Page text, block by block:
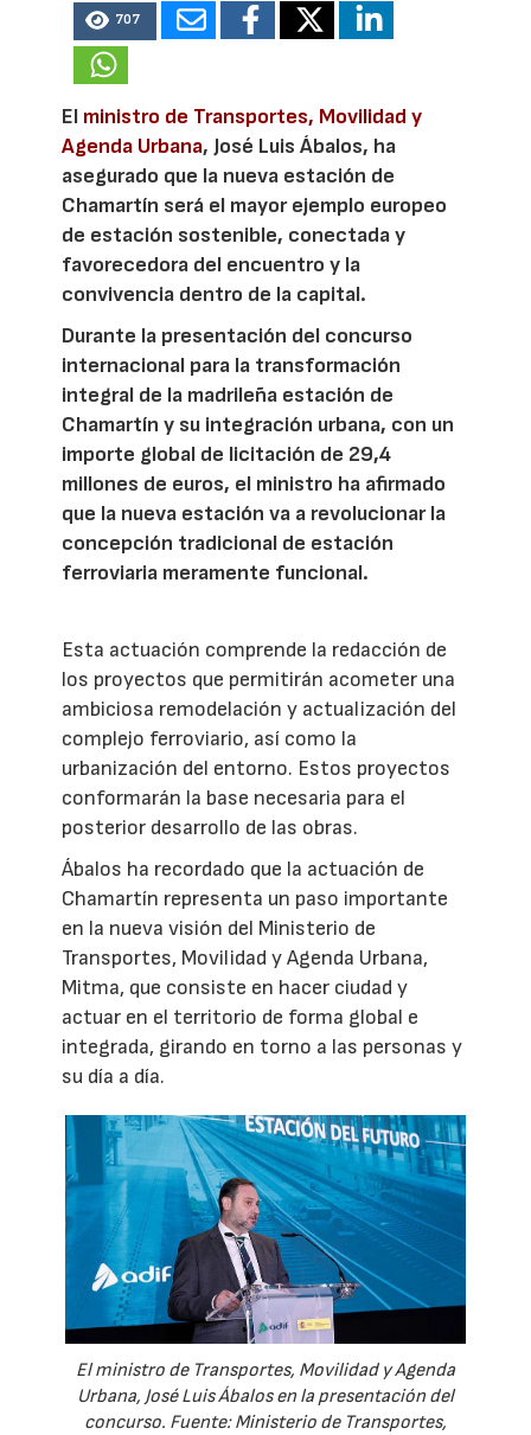
707
El ministro de Transportes, Movilidad y
Agenda Urbana, José Luis Ábalos, ha
asegurado que la nueva estación de
Chamartín será el mayor ejemplo europeo
de estación sostenible, conectada y
favorecedora del encuentro y la
convivencia dentro de la capital.
Durante la presentación del concurso
internacional para la transformación
integral de la madrileña estación de
Chamartín y su integración urbana, con un
importe global de licitación de 29,4
millones de euros, el ministro ha afirmado
que la nueva estación va a revolucionar la
concepción tradicional de estación
ferroviaria meramente funcional.
Esta actuación comprende la redacción de
los proyectos que permitirán acometer una
ambiciosa remodelación y actualización del
complejo ferroviario, así como la
urbanización del entorno. Estos proyectos
conformarán la base necesaria para el
posterior desarrollo de las obras.
Ábalos ha recordado que la actuación de
Chamartín representa un paso importante
en la nueva visión del Ministerio de
Transportes, Movilidad y Agenda Urbana,
Mitma, que consiste en hacer ciudad y
actuar en el territorio de forma global e
integrada, girando en torno a las personas y
su día a día.
El ministro de Transportes, Movilidad y Agenda
Urbana, José Luis Ábalos en la presentación del
concurso. Fuente: Ministerio de Transportes,